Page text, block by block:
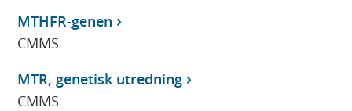
MTHFR-genen
CMMS
MTR, genetisk utredning
CMMS